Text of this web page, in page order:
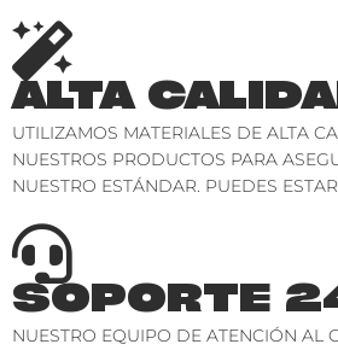
ALTA
UTILIZAMOS MATERIALES DE ALTA
NUESTROS PRODUCTOS PARA
NUESTRO ESTÁNDAR. PUEDES
SOPORTE
NUESTRO EQUIPO DE ATENCIÓN AL